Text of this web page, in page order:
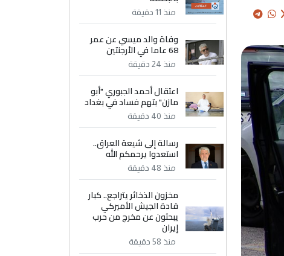
منذ 11 دقيقة
وفاة والد ميسي عن عمر
68 عاما في الأرجنتين
منذ 24 دقيقة
اعتقال أحمد الجبوري "أبو
مازن" بتهم فساد في بغداد
منذ 40 دقيقة
رسالة إلى شيعة العراق..
استعدوا يرحمكم الله
منذ 48 دقيقة
مخزون الذخائر يتراجع.. كبار
قادة الجيش الأميركي
يبحثون عن مخرج من حرب
إيران
منذ 58 دقيقة